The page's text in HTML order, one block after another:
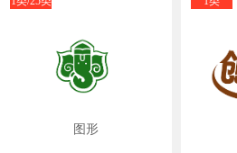
图形